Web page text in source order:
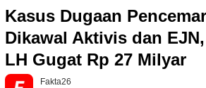
Kasus Dugaan
Dikawal Aktivis dan
LH Gugat Rp 27 Milyar
Fakta26